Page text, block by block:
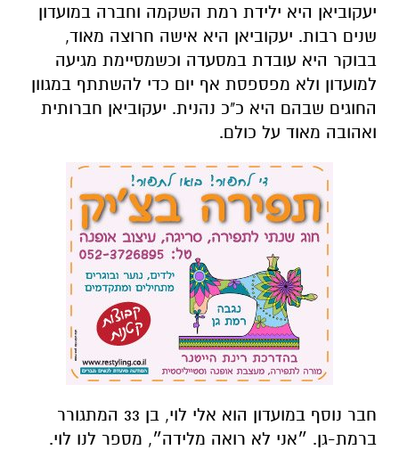
יעקוביאן היא ילידת רמת השקמה וחברה במועדון
שנים רבות. יעקוביאן היא אישה חרוצה מאוד,
בבוקר היא עובדת במסעדה וכשמסיימת מגיעה
למועדון ולא מפספסת אף יום כדי להשתתף במגוון
החוגים שבהם היא כ"כ נהנית. יעקוביאן חברותית
ואהובה מאוד על כולם.
חבר נוסף במועדון הוא אלי לוי, בן 33 המתגורר
ברמת-גן. ״אני לא רואה מלידה״, מספר לנו לוי.